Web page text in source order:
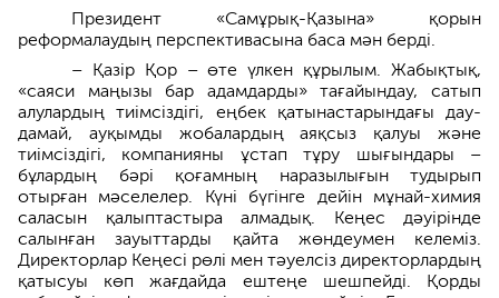
Президент «Самұрық-Қазына» қорын
реформалаудың перспективасына баса мән берді.
– Қазір Қор – өте үлкен құрылым. Жабықтық,
«саяси маңызы бар адамдарды» тағайындау, сатып
алулардың тиімсіздігі, еңбек қатынастарындағы дау-
дамай, ауқымды жобалардың аяқсыз қалуы және
тиімсіздігі, компанияны ұстап тұру шығындары –
бұлардың бәрі қоғамның наразылығын тудырып
отырған мәселелер. Күні бүгінге дейін мұнай-химия
саласын қалыптастыра алмадық. Кеңес дәуірінде
салынған зауыттарды қайта жөндеумен келеміз.
Директорлар Кеңесі рөлі мен тәуелсіз директорлардың
қатысуы көп жағдайда ештеңе шешпейді. Қорды